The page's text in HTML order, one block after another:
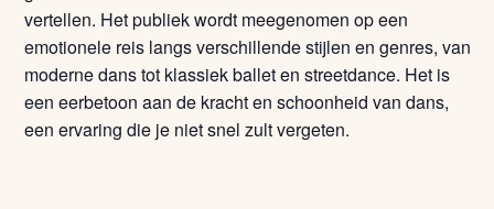
vertellen. Het publiek wordt meegenomen op een
emotionele reis langs verschillende stijlen en genres, van
moderne dans tot klassiek ballet en streetdance. Het is
een eerbetoon aan de kracht en schoonheid van dans,
een ervaring die je niet snel zult vergeten.